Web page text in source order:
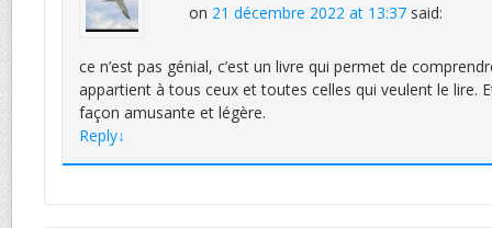
on 21 décembre 2022 at 13:37 said:
ce n’est pas génial, c’est un livre qui permet de
appartient à tous ceux et toutes celles qui veulent le lire.
façon amusante et légère.
Reply↓